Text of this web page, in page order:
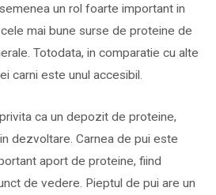
un rol foarte important in
mai bune surse de proteine de
Totodata, in comparatie cu alte
carni este unul accesibil.
ca un depozit de proteine,
dezvoltare. Carnea de pui este
aport de proteine, fiind
de vedere. Pieptul de pui are un